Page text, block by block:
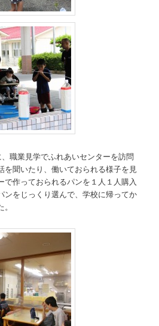
職業見学でふれあいセンターを訪問
を聞いたり、働いておられる様子を見
で作っておられるパンを１人１人購入
ンをじっくり選んで、学校に帰ってか